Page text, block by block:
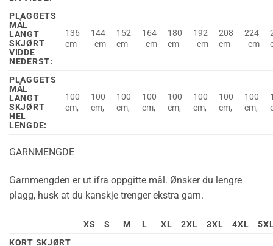
PLAGGETS
MÅL
LANGT
SKJØRT
VIDDE
NEDERST:
136
cm
144
cm
152
cm
164
cm
180
cm
192
cm
208
cm
224
cm
PLAGGETS
MÅL
LANGT
SKJØRT
HEL
LENGDE:
100
cm,
100
cm,
100
cm,
100
cm,
100
cm,
100
cm,
100
cm,
100
cm,
GARNMENGDE
Garnmengden er ut ifra oppgitte mål. Ønsker du lengre
plagg, husk at du kanskje trenger ekstra garn.
XS S M L XL 2XL 3XL 4XL
KORT SKJØRT